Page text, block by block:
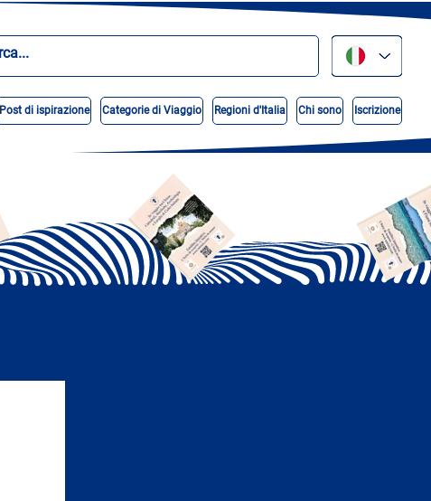
Post di ispirazione Categorie di Viaggio Regioni d'Italia Chi sono Iscrizione